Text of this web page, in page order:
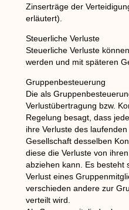
Zinserträge der
erläutert).
Steuerliche Verluste
Steuerliche Verluste
werden und mit späteren
Gruppenbesteuerung
Die als
Verlustübertragung bzw.
Regelung besagt, dass
ihre Verluste des
Gesellschaft desselben
diese die Verluste von
abziehen kann. Es besteht
Verlust eines
verschieden andere zur
verteilt wird.